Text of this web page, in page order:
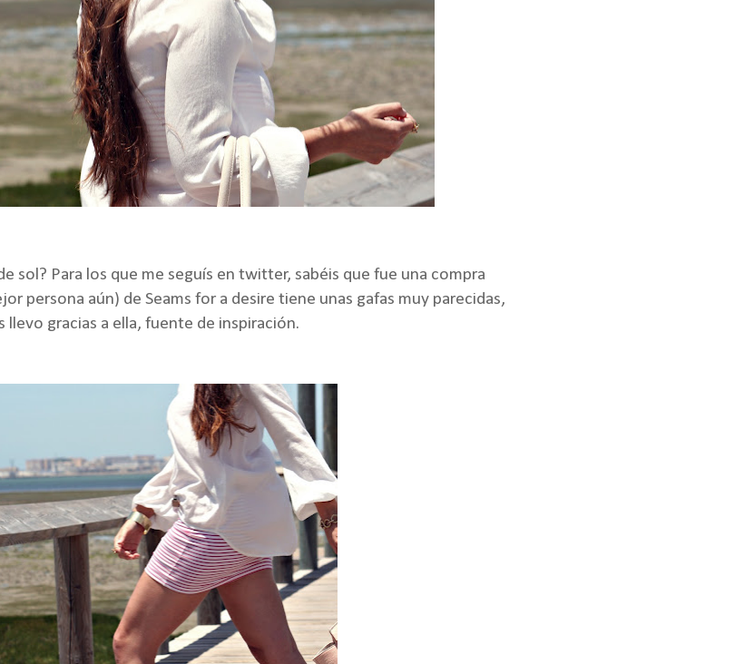
sol? Para los que me seguís en twitter, sabéis que fue una compra
persona aún) de Seams for a desire tiene unas gafas muy parecidas,
llevo gracias a ella, fuente de inspiración.